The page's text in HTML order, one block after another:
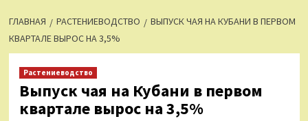
ГЛАВНАЯ РАСТЕНИЕВОДСТВО
ВЫПУСК ЧАЯ НА КУБАНИ В ПЕРВОМ
КВАРТАЛЕ ВЫРОС НА 3,5%
Растениеводство
Выпуск чая на Кубани в первом
квартале вырос на 3,5%